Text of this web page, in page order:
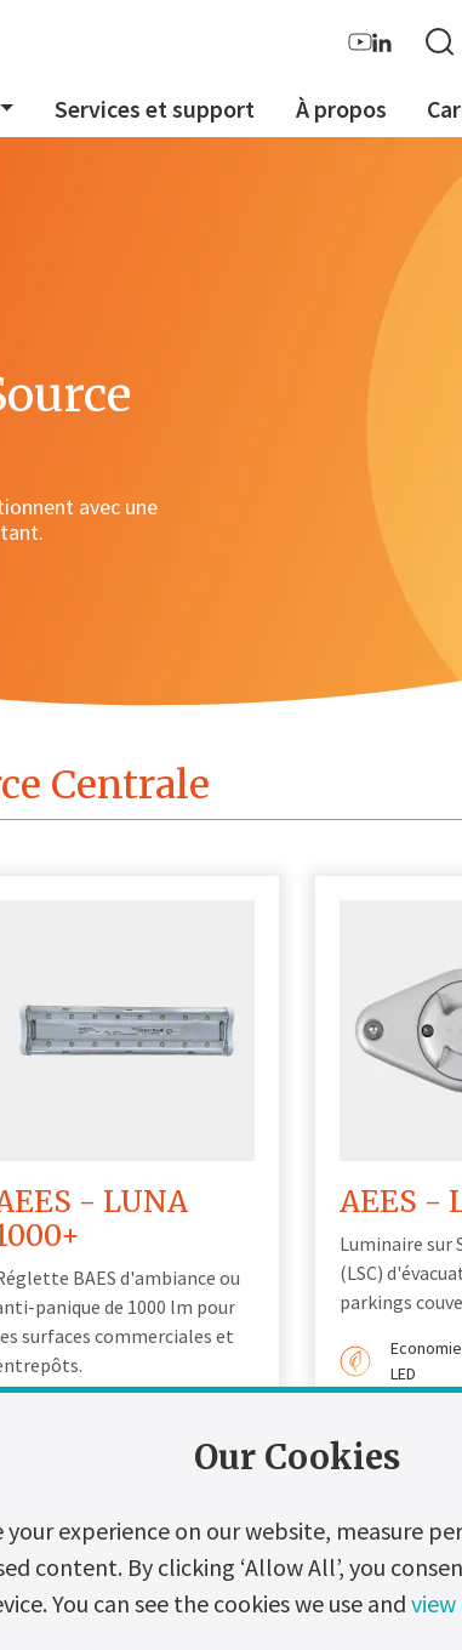
Services et support À propos
avec une
Centrale
- LUNA
BAES d'ambiance ou
panique de 1000 lm pour
surfaces commerciales et
Etanche & résistant: IP64 &
les détails du produit
AEES -
Luminaire sur
(LSC)
parkings
LED
Etanche
Faible
W
Voir les
Our Cookies
your experience on our website, measure
content. By clicking ‘Allow All’, you
You can see the cookies we use and